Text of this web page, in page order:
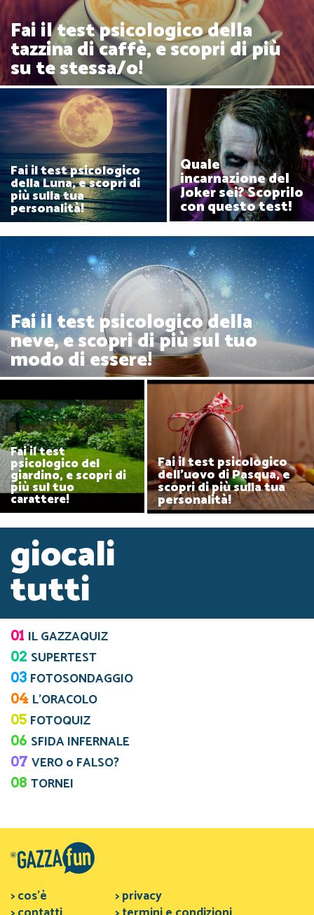
Fai il test psicologico della
tazzina di caffè, e scopri di più
su te stessa/o!
Fai il test psicologico
della Luna, e scopri di
più sulla tua
personalità!
Quale
incarnazione del
Joker sei? Scoprilo
con questo test!
Fai il test psicologico della
neve, e scopri di più sul tuo
modo di essere!
Fai il test
psicologico del
giardino, e scopri di
più sul tuo
carattere!
Fai il test psicologico
dell'uovo di Pasqua, e
scopri di più sulla tua
personalità!
giocali
tutti
01 IL GAZZAQUIZ
02 SUPERTEST
03 FOTOSONDAGGIO
04 L’ORACOLO
05 FOTOQUIZ
06 SFIDA INFERNALE
07 VERO o FALSO?
08 TORNEI
> cos'è
> privacy